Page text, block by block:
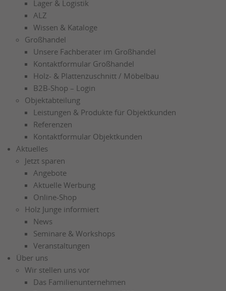
Lager & Logistik
ALZ
Wissen & Kataloge
Großhandel
Unsere Fachberater im Großhandel
Kontaktformular Großhandel
Holz- & Plattenzuschnitt / Möbelbau
B2B-Shop – Login
Objektabteilung
Leistungen & Produkte für Objektkunden
Referenzen
Kontaktformular Objektkunden
Aktuelles
Jetzt sparen
Angebote
Aktuelle Werbung
Online-Shop
Holz Junge informiert
News
Seminare & Workshops
Veranstaltungen
Über uns
Wir stellen uns vor
Das Familienunternehmen